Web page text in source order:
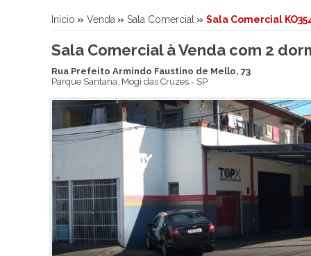
Terreno em Condomínio
Início » Venda » Sala Comercial » Sala Comercial
Sala Comercial à Venda com 2
Rua Prefeito Armindo Faustino de Mello, 73
Parque Santana, Mogi das Cruzes- SP